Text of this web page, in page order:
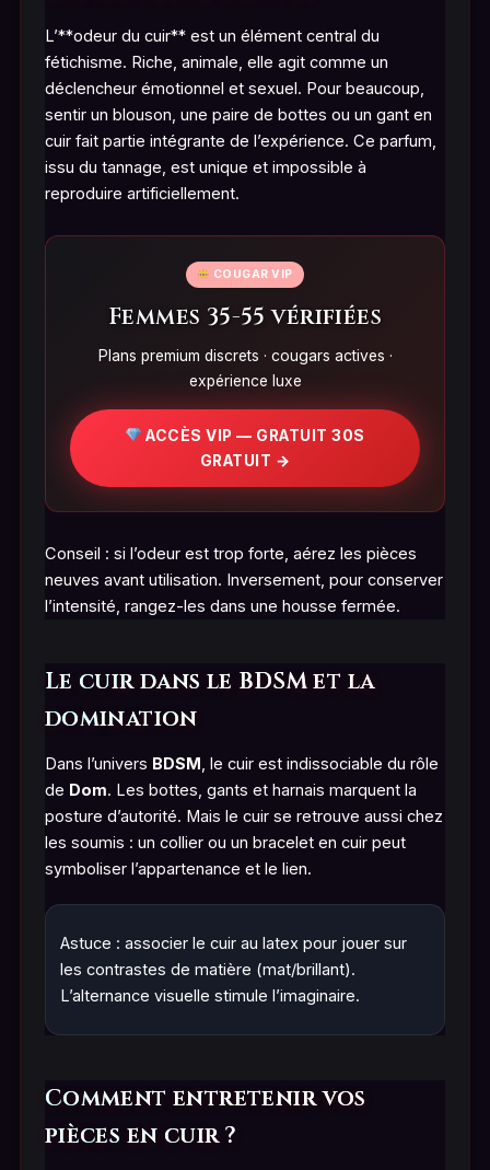
L’**odeur du cuir** est un élément central du
fétichisme. Riche, animale, elle agit comme un
déclencheur émotionnel et sexuel. Pour beaucoup,
sentir un blouson, une paire de bottes ou un gant en
cuir fait partie intégrante de l’expérience. Ce parfum,
issu du tannage, est unique et impossible à
reproduire artificiellement.
COUGAR VIP
Femmes 35-55 vérifiées
Plans premium discrets · cougars actives ·
expérience luxe
ACCÈS VIP — GRATUIT 30S
GRATUIT →
Conseil : si l’odeur est trop forte, aérez les pièces
neuves avant utilisation. Inversement, pour conserver
l’intensité, rangez-les dans une housse fermée.
Le cuir dans le BDSM et la
domination
Dans l’univers BDSM , le cuir est indissociable du rôle
de Dom. Les bottes, gants et harnais marquent la
posture d’autorité. Mais le cuir se retrouve aussi chez
les soumis : un collier ou un bracelet en cuir peut
symboliser l’appartenance et le lien.
Astuce : associer le cuir au latexpour jouer sur
les contrastes de matière (mat/brillant).
L’alternance visuelle stimule l’imaginaire.
Comment entretenir vos
pièces en cuir ?